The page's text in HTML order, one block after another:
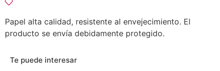
Papel alta calidad, resistente al envejecimiento. El
producto se envía debidamente protegido.
Te puede interesar